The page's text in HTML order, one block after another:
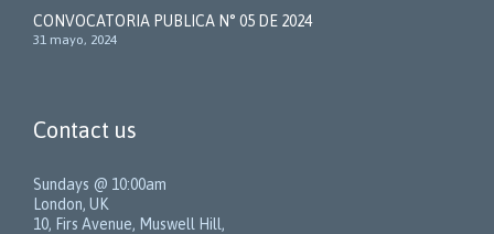
CONVOCATORIA PUBLICA N° 05 DE 2024
31 mayo, 2024
Contact us
Sundays @ 10:00am
London, UK
10, Firs Avenue, Muswell Hill,